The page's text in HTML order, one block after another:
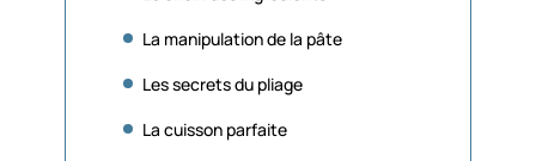
La manipulation de la pâte
Les secrets du pliage
La cuisson parfaite